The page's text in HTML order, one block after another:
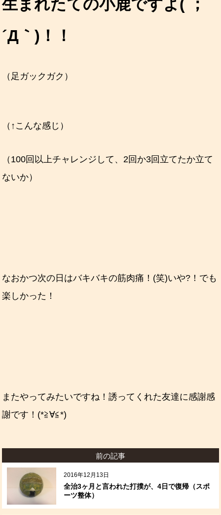
生まれたての小鹿ですよ( ；
´Д｀)！！
（足ガックガク）
（↑こんな感じ）
（100回以上チャレンジして、2回か3回立てたか立て
ないか）
なおかつ次の日はバキバキの筋肉痛！(笑)いや?！でも
楽しかった！
またやってみたいですね！誘ってくれた友達に感謝感
謝です！(*≧∀≦*)
前の記事
2016年12月13日
全治3ヶ月と言われた打撲が、4日で復帰（スポ
ーツ整体）